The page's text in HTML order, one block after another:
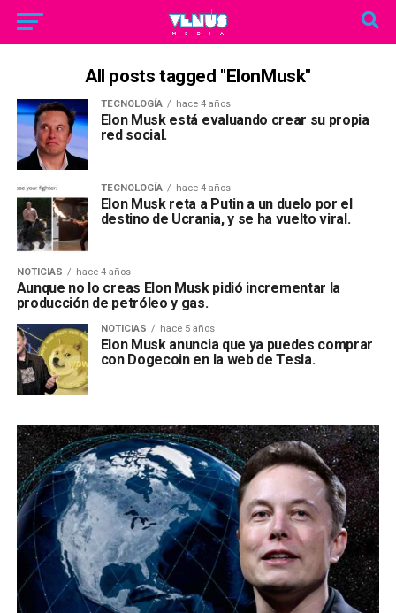
All posts tagged "ElonMusk"
TECNOLOGÍA hace 4 años
Elon Musk está evaluando crear su propia
red social.
TECNOLOGÍA hace 4 años
Elon Musk reta a Putin a un duelo por el
destino de Ucrania, y se ha vuelto viral.
NOTICIAS hace 4 años
Aunque no lo creas Elon Musk pidió incrementar la
producción de petróleo y gas.
NOTICIAS hace 5 años
Elon Musk anuncia que ya puedes comprar
con Dogecoin en la web de Tesla.